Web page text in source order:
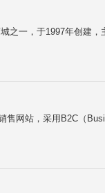
之一，于1997年创建
售网站，采用B2C（